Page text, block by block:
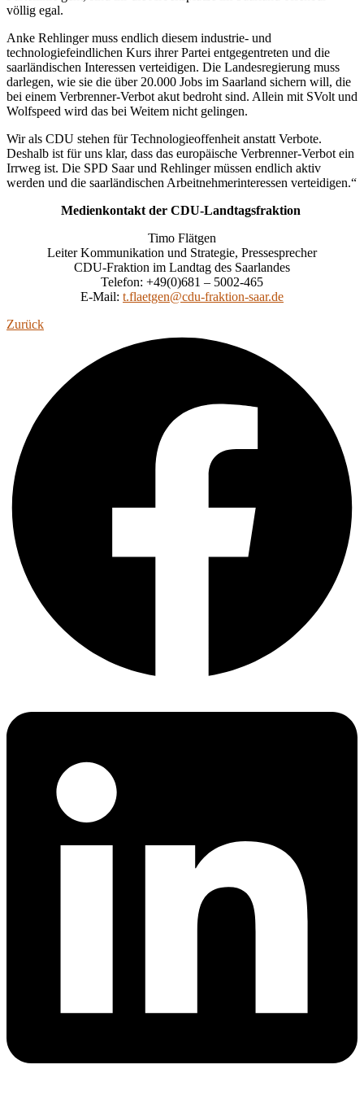
völlig egal.
Anke Rehlinger muss endlich diesem industrie- und
technologiefeindlichen Kurs ihrer Partei entgegentreten und die
saarländischen Interessen verteidigen. Die Landesregierung muss
darlegen, wie sie die über 20.000 Jobs im Saarland sichern will, die
bei einem Verbrenner-Verbot akut bedroht sind. Allein mit SVolt und
Wolfspeed wird das bei Weitem nicht gelingen.
Wir als CDU stehen für Technologieoffenheit anstatt Verbote.
Deshalb ist für uns klar, dass das europäische Verbrenner-Verbot ein
Irrweg ist. Die SPD Saar und Rehlinger müssen endlich aktiv
werden und die saarländischen Arbeitnehmerinteressen verteidigen.“
Medienkontakt der CDU-Landtagsfraktion
Timo Flätgen
Leiter Kommunikation und Strategie, Pressesprecher
CDU-Fraktion im Landtag des Saarlandes
Telefon: +49(0)681 – 5002-465
E-Mail: t.flaetgen@cdu-fraktion-saar.de
Zurück